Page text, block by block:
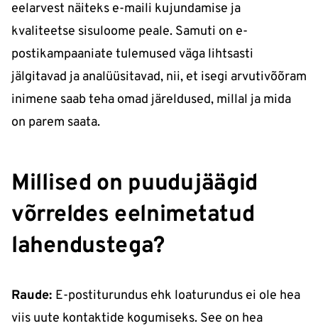
eelarvest näiteks e-maili kujundamise ja
kvaliteetse sisuloome peale. Samuti on e-
postikampaaniate tulemused väga lihtsasti
jälgitavad ja analüüsitavad, nii, et isegi arvutivõõram
inimene saab teha omad järeldused, millal ja mida
on parem saata.
Millised on puudujäägid
võrreldes eelnimetatud
lahendustega?
Raude: E-postiturundus ehk loaturundus ei ole hea
viis uute kontaktide kogumiseks. See on hea